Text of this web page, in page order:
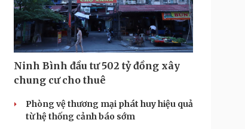
Ninh Bình đầu tư 502 tỷ đồng xây
chung cư cho thuê
Phòng vệ thương mại phát huy hiệu quả
từ hệ thống cảnh báo sớm